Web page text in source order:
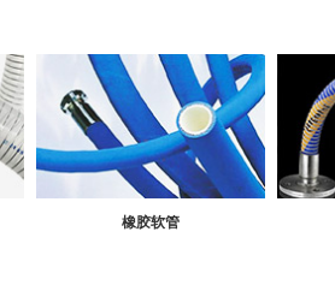
橡胶软管